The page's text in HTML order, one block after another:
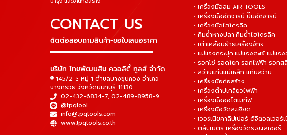
CONTACT US
ติดต่อสอบถามสินค้า-ขอใบเสนอราคา
▬▬▬▬▬▬▬▬▬▬▬▬▬▬▬
บริษัท ไทยพัฒนสิน ควอลิตี้ ทูลส์ จำกัด
145/2-3 หมู่ 1 ตำบลบางขุนกอง อำเภอ
บางกรวย จังหวัดนนทบุรี 11130
02-432-6834-7, 02-489-8958-9
@tpqtool
info@tpqtools.com
www.tpqtools.co.th
• เครื่องมือลม AIR TOOLS
• เครื่องมืออัดจารบี ปั๊มอัดจารบี
• เครื่องมือไฮโดรลิค
• คีมย้ำหางปลา คีมย้ำไฮโดรลิค
• เต่าเคลื่อนย้ายเครื่องจักร
• แม่แรงกระปุก แม่แรงตะเข้ แม่แรง
• รอกโซ่ รอดโยก รอกไฟฟ้า รอกส
• สว่านแท่นแม่เหล็ก แท่นสว่าน
• เครื่องมือก่อสร้าง
• เครื่องต๊าปเกลียวไฟฟ้า
• เครื่องมือออโตเมทีฟ
• เครื่องมือวัดละเอียด
• เวอร์เนียคาลิปเปอร์ ดิจิตอลเวอร์
• ตลับเมตร เครื่องวัดระยะเลเซอร์